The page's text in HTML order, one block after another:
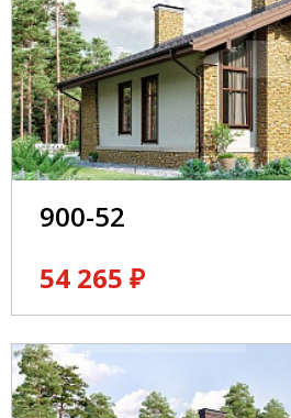
900-52
54 265 ₽